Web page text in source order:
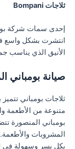
ثلاجات Bompani
إحدى سمات شركة
انتشرت بشكل واسع
الأنيق الذي يناسب
صيانة بومباني
ثلاجات بومباني
متنوعة من الأطعمة
بومباني المنصورة
المشروبات
بكل يسر وسهولة في